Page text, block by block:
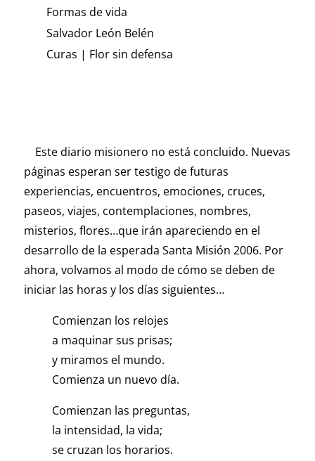
Formas de vida
Salvador León Belén
Curas | Flor sin defensa
Este diario misionero no está concluido. Nuevas
páginas esperan ser testigo de futuras
experiencias, encuentros, emociones, cruces,
paseos, viajes, contemplaciones, nombres,
misterios, flores…que irán apareciendo en el
desarrollo de la esperada Santa Misión 2006. Por
ahora, volvamos al modo de cómo se deben de
iniciar las horas y los días siguientes…
Comienzan los relojes
a maquinar sus prisas;
y miramos el mundo.
Comienza un nuevo día.
Comienzan las preguntas,
la intensidad, la vida;
se cruzan los horarios.